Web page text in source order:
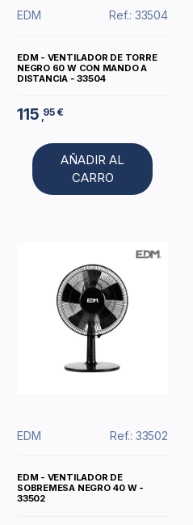
EDM Ref.: 33504
EDM - VENTILADOR DE TORRE
NEGRO 60 W CON MANDO A
DISTANCIA - 33504
115 ,95 €
AÑADIR AL
CARRO
EDM Ref.: 33502
EDM - VENTILADOR DE
SOBREMESA NEGRO 40 W -
33502